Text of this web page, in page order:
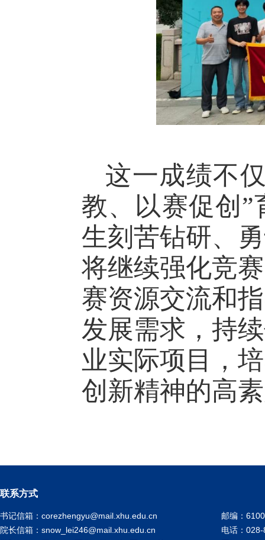
这一成绩不
教、以赛促创
生刻苦钻研、
将继续强化竞
赛资源交流和
发展需求，持
业实际项目，
创新精神的高
联系方式
书记信箱：corezhengyu@mail.xhu.edu.cn
院长信箱：snow_lei246@mail.xhu.edu.cn
邮编：
电话：